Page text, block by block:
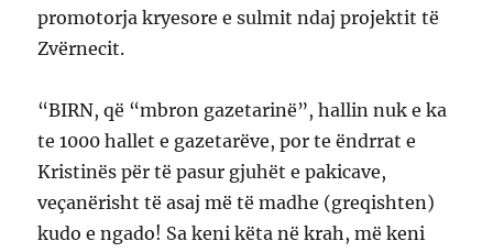
promotorja kryesore e sulmit ndaj projektit të
Zvërnecit.
“BIRN, që “mbron gazetarinë”, hallin nuk e ka
te 1000 hallet e gazetarëve, por te ëndrrat e
Kristinës për të pasur gjuhët e pakicave,
veçanërisht të asaj më të madhe (greqishten)
kudo e ngado! Sa keni këta në krah, më keni